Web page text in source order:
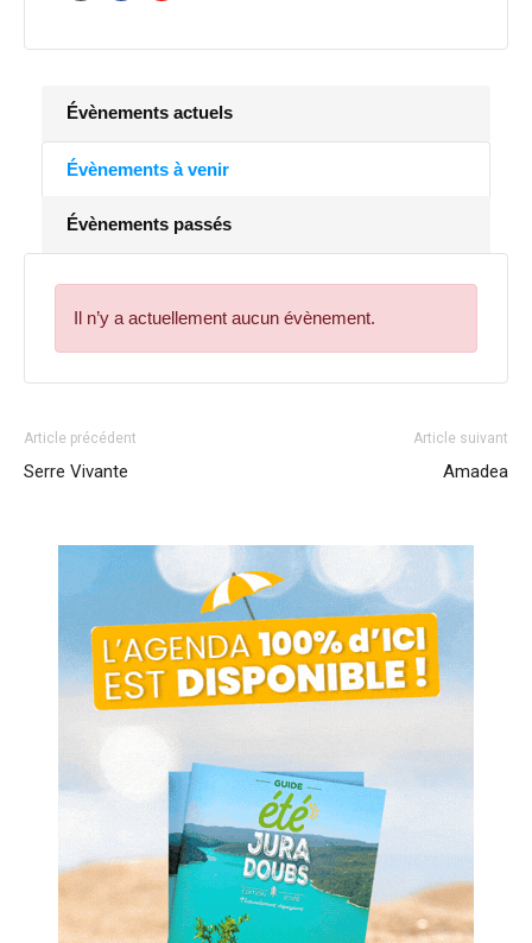
Évènements actuels
Évènements à venir
Évènements passés
Il n’y a actuellement aucun évènement.
Article précédent
Serre Vivante
Article suivant
Amadea